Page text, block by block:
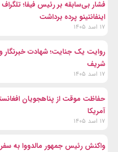
فشار بی‌سابقه بر رئیس فیفا؛
اینفانتینو پرده برداشت
۱۷ اسد ۱۴۰۵
روایت یک جنایت؛ شهادت خبرنگار و
شریف
۱۷ اسد ۱۴۰۵
حفاظت موقت از پناهجویان
آمریکا
۱۷ اسد ۱۴۰۵
واکنش رئیس جمهور مالدووا به